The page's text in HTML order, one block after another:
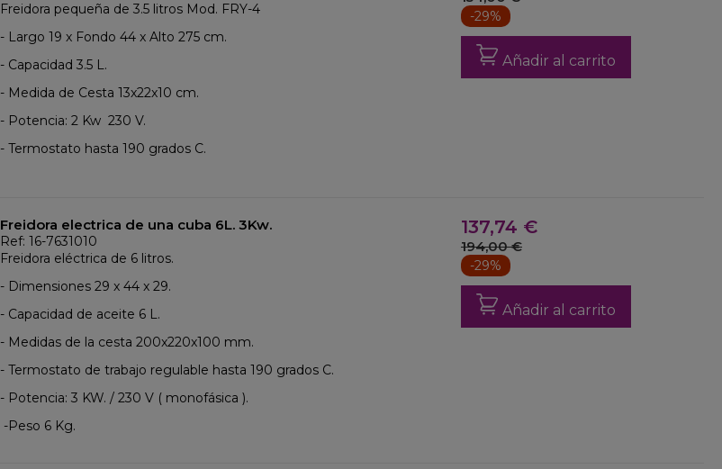
Freidora pequeña de 3.5 litros Mod. FRY-4
- Largo 19 x Fondo 44 x Alto 275 cm.
- Capacidad 3.5 L.
- Medida de Cesta 13x22x10 cm.
- Potencia: 2 Kw 230 V.
- Termostato hasta 190 grados C.
-29%
Añadir al carrito
Freidora electrica de una cuba 6L. 3Kw.
Ref: 16-7631010
Freidora eléctrica de 6 litros.
- Dimensiones 29 x 44 x 29.
- Capacidad de aceite 6 L.
- Medidas de la cesta 200x220x100 mm.
- Termostato de trabajo regulable hasta 190 grados C.
- Potencia: 3 KW. / 230 V ( monofásica ).
-Peso 6 Kg.
137,74 €
194,00 €
-29%
Añadir al carrito